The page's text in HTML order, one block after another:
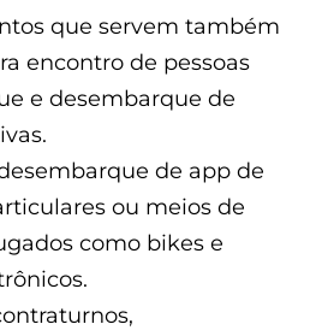
que servem também
encontro de pessoas
e desembarque de
de app de
ou meios de
como bikes e